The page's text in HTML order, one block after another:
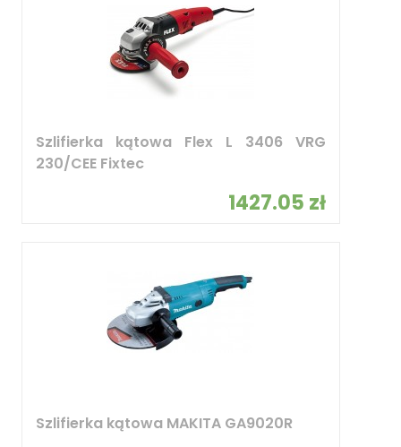
Szlifierka kątowa Flex L 3406 VRG
230/CEE Fixtec
1427.05 zł
Szlifierka kątowa MAKITA GA9020R